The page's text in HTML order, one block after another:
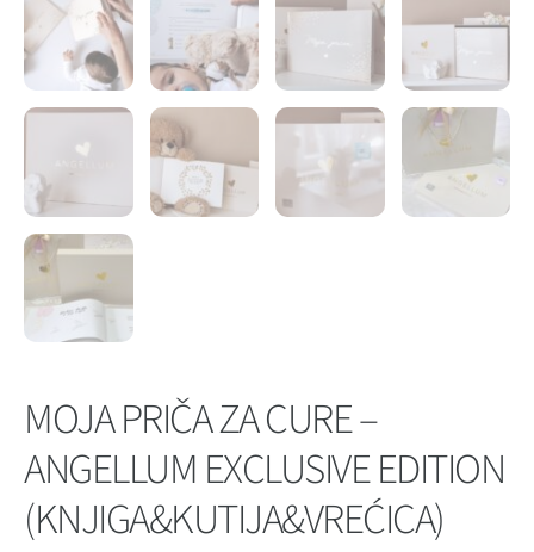
MOJA PRIČA ZA CURE –
ANGELLUM EXCLUSIVE EDITION
(KNJIGA&KUTIJA&VREĆICA)